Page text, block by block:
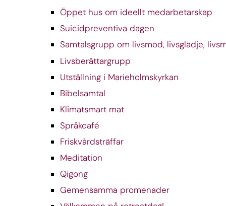
Öppet hus om ideellt medarbetarskap
Suicidpreventiva dagen
Samtalsgrupp om livsmod, livsglädje,
Livsberättargrupp
Utställning i Marieholmskyrkan
Bibelsamtal
Klimatsmart mat
Språkcafé
Friskvårdsträffar
Meditation
Qigong
Gemensamma promenader